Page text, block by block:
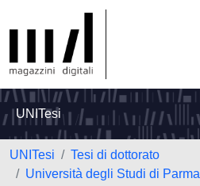
UNITesi
UNITesi
Tesi di dottorato
Università degli Studi di Parma